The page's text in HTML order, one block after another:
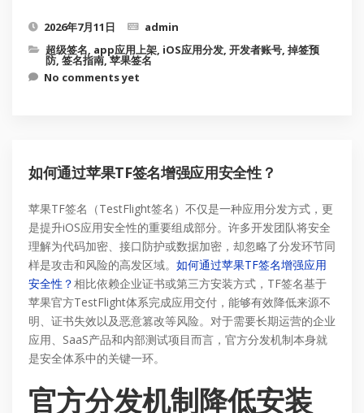
2026年7月11日
admin
超级签名, app应用上架, iOS应用分发, 开发者账号, 掉签预
防,签名指南,苹果签名
No comments yet
如何通过苹果TF签名增强应用安全性？
苹果TF签名（TestFlight签名）不仅是一种应用分发方式，更
是提升iOS应用安全性的重要组成部分。许多开发团队将安全
理解为代码加密、接口防护或数据加密，却忽略了分发环节同
样是攻击和风险的高发区域。 如何通过苹果TF签名增强应用
安全性？相比依赖企业证书或第三方安装方式，TF签名基于
苹果官方TestFlight体系完成应用交付，能够有效降低来源不
明、证书失效以及恶意篡改等风险。对于需要长期运营的企业
应用、SaaS产品和内部测试项目而言，官方分发机制本身就
是安全体系中的关键一环。
官方分发机制降低安装